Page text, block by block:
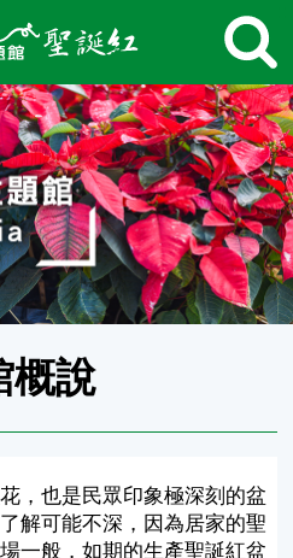
概說
，也是民眾印象極深刻的盆
解可能不深，因為居家的聖
一般，如期的生產聖誕紅盆